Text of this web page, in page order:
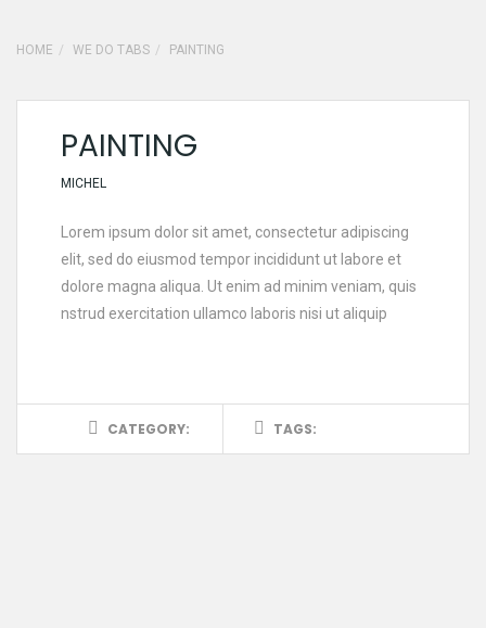
HOME WE DO TABS PAINTING
PAINTING
MICHEL
Lorem ipsum dolor sit amet, consectetur adipiscing
elit, sed do eiusmod tempor incididunt ut labore et
dolore magna aliqua. Ut enim ad minim veniam, quis
nstrud exercitation ullamco laboris nisi ut aliquip
CATEGORY: TAGS: